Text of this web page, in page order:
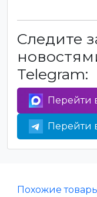
Следите
Telegram:
Перейти
Перейти
Похожие